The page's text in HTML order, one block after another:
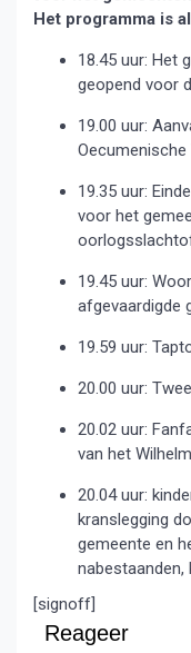
Het programma is
18.45 uur: Het
geopend voor
19.00 uur:
19.35 uur:
voor het
19.45 uur:
afgevaardigde
19.59 uur:
20.00 uur:
20.02 uur:
van het
20.04 uur:
kranslegging
gemeente en
nabestaanden,
[signoff]
Reageer